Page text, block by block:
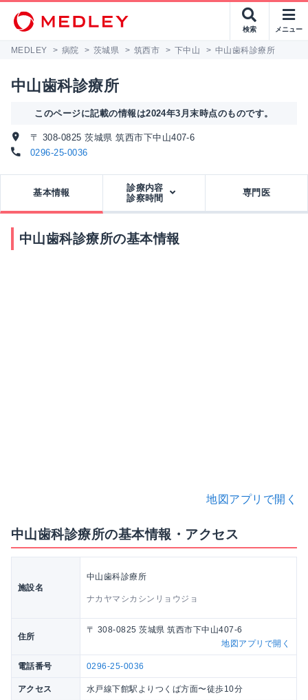
検索 メニュー
MEDLEY > 病院 > 茨城県 > 筑西市 > 下中山 > 中山歯科診療所
中山歯科診療所
このページに記載の情報は2024年3月末時点のものです。
〒 308-0825 茨城県 筑西市下中山407-6
0296-25-0036
基本情報
診療内容
診察時間
専門医
中山歯科診療所の基本情報
地図アプリで開く
中山歯科診療所の基本情報・アクセス
施設名
中山歯科診療所
ナカヤマシカシンリョウジョ
住所
〒 308-0825 茨城県 筑西市下中山407-6
地図アプリで開く
電話番号 0296-25-0036
アクセス 水戸線下館駅よりつくば方面〜徒歩10分